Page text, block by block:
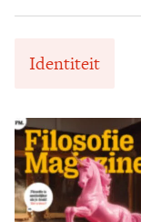
Identiteit